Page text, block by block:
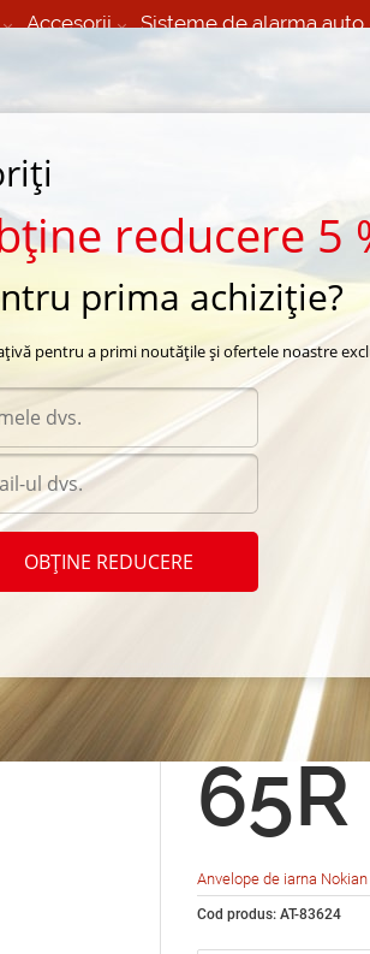
Accesorii Sisteme de alarma auto
7 non
Hakkapeliitta R SUV Nokian Hakkapeliitta R SUV 235/65 R17
65R
Anvelope de iarna Nokian
Cod produs: AT-83624
reducere 5
prima achiziție?
pentru a primi noutățile și ofertele noastre
OBȚINE REDUCERE